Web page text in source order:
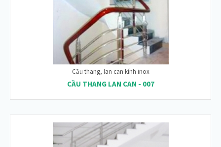
Cầu thang, lan can kính inox
CẦU THANG LAN CAN - 007